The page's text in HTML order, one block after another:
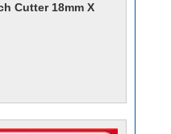
Cutter 18mm X